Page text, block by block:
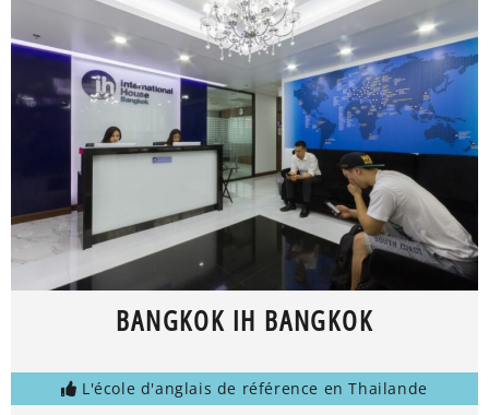
BANGKOK IH BANGKOK
L'école d'anglais de référence en Thailande